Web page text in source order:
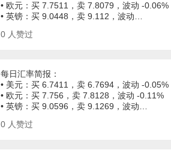
• 欧元：买 7.7511，卖 7.8079，波动 -0.06%
• 英镑：买 9.0448，卖 9.112，波动…
0 人赞过
每日汇率简报：
• 美元：买 6.7411，卖 6.7694，波动 -0.05%
• 欧元：买 7.756，卖 7.8128，波动 -0.11%
• 英镑：买 9.0596，卖 9.1269，波动…
0 人赞过